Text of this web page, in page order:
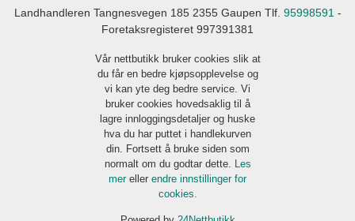
Landhandleren Tangnesvegen 185 2355 Gaupen Tlf. 95998591 -
Foretaksregisteret 997391381
Vår nettbutikk bruker cookies slik at
du får en bedre kjøpsopplevelse og
vi kan yte deg bedre service. Vi
bruker cookies hovedsaklig til å
lagre innloggingsdetaljer og huske
hva du har puttet i handlekurven
din. Fortsett å bruke siden som
normalt om du godtar dette. Les
mer eller endre innstillinger for
cookies.